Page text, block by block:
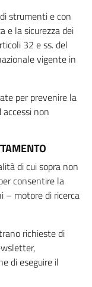
strumenti e con
e la sicurezza dei
32 e ss. del
vigente in
per prevenire la
non
di cui sopra non
consentire la
– motore di ricerca
richieste di
di eseguire il